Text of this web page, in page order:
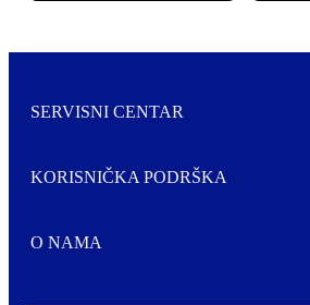
SERVISNI CENTAR
KORISNIČKA PODRŠKA
O NAMA